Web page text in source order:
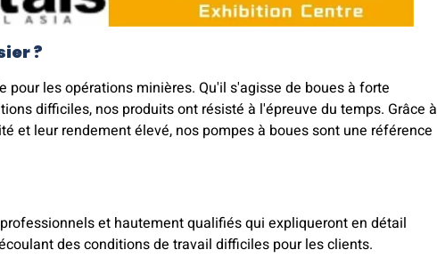
?
les opérations minières. Qu'il s'agisse de boues à forte
difficiles, nos produits ont résisté à l'épreuve du temps. Grâce à
et leur rendement élevé, nos pompes à boues sont une référence
et hautement qualifiés qui expliqueront en détail
des conditions de travail difficiles pour les clients.